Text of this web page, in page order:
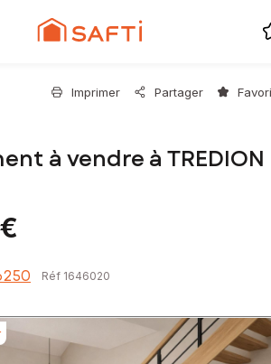
Imprimer Partager
à vendre à TREDION
Réf 1646020